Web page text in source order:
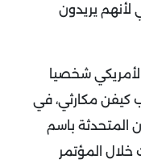
لأنهم يريدون
شخصيا
كيفن مكارثي، في
المتحدثة باسم
خلال المؤتمر